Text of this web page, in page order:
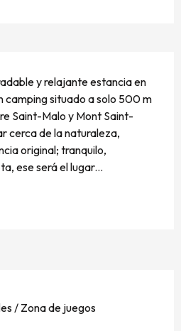
y relajante estancia en
camping situado a solo 500 m
Saint-Malo y Mont Saint-
cerca de la naturaleza,
original; tranquilo,
ese será el lugar...
/ Zona de juegos